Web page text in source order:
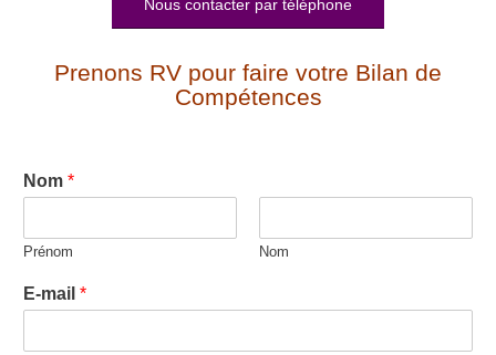
Nous contacter par téléphone
Prenons RV pour faire votre Bilan de
Compétences
Nom *
Prénom Nom
E-mail *